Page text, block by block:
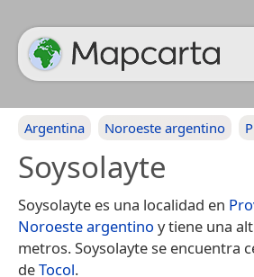
Argentina Noroeste argentino
Soysolayte
Soysolayte es una localidad en
Noroeste argentino y tiene una
metros. Soysolayte se encuentra
deTocol.